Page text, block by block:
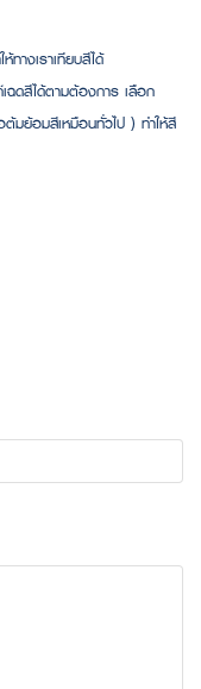
ทางเราเทียบสีได้
ฉดสีได้ตามต้องการ เลือก
มย้อมสีเหมือนทั่วไป ) ทำให้สี